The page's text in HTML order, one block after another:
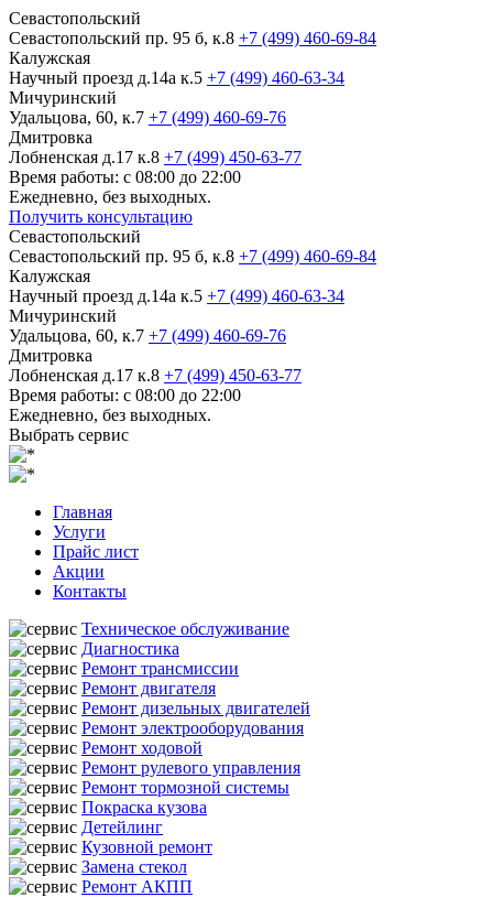
Севастопольский
Севастопольский пр. 95 б, к.8 +7 (499) 460-69-84
Калужская
Научный проезд д.14а к.5 +7 (499) 460-63-34
Мичуринский
Удальцова, 60, к.7 +7 (499) 460-69-76
Дмитровка
Лобненская д.17 к.8 +7 (499) 450-63-77
Время работы: с 08:00 до 22:00
Ежедневно, без выходных.
Получить консультацию
Севастопольский
Севастопольский пр. 95 б, к.8 +7 (499) 460-69-84
Калужская
Научный проезд д.14а к.5 +7 (499) 460-63-34
Мичуринский
Удальцова, 60, к.7 +7 (499) 460-69-76
Дмитровка
Лобненская д.17 к.8 +7 (499) 450-63-77
Время работы: с 08:00 до 22:00
Ежедневно, без выходных.
Выбрать сервис
Главная
Услуги
Прайс лист
Акции
Контакты
Техническое обслуживание
Диагностика
Ремонт трансмиссии
Ремонт двигателя
Ремонт дизельных двигателей
Ремонт электрооборудования
Ремонт ходовой
Ремонт рулевого управления
Ремонт тормозной системы
Покраска кузова
Детейлинг
Кузовной ремонт
Замена стекол
Ремонт АКПП